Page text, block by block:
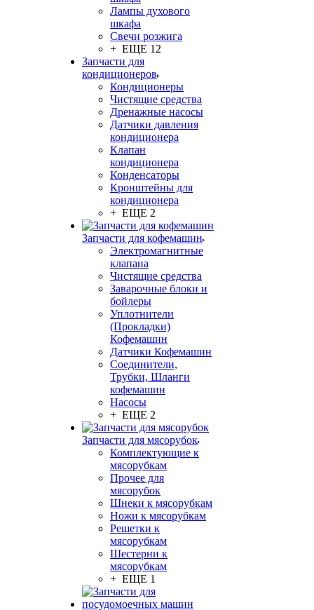
Лампы духового
шкафа
Свечи розжига
+ ЕЩЕ 12
Запчасти для
кондиционеров
Кондиционеры
Чистящие средства
Дренажные насосы
Датчики давления
кондиционера
Клапан
кондиционера
Конденсаторы
Кронштейны для
кондиционера
+ ЕЩЕ 2
Запчасти для кофемашин
Электромагнитные
клапана
Чистящие средства
Заварочные блоки и
бойлеры
Уплотнители
(Прокладки)
Кофемашин
Датчики Кофемашин
Соединители,
Трубки, Шланги
кофемашин
Насосы
+ ЕЩЕ 2
Запчасти для мясорубок
Комплектующие к
мясорубкам
Прочее для
мясорубок
Шнеки к мясорубкам
Ножи к мясорубкам
Решетки к
мясорубкам
Шестерни к
мясорубкам
+ ЕЩЕ 1